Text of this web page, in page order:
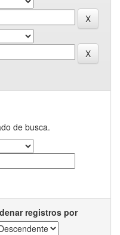
de busca.
registros por